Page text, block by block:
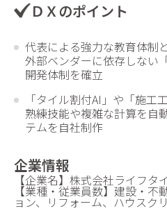
ＤＸのポイント
代表による強力な教育体制
外部ベンダーに依存しない
開発体制を確立
「タイル割付AI」や「施工
熟練技能や複雑な計算を自
テムを自社制作
企業情報
【企業名】株式会社ライフタ
【業種・従業員数】建設・
ョン、リフォーム、ハウスク